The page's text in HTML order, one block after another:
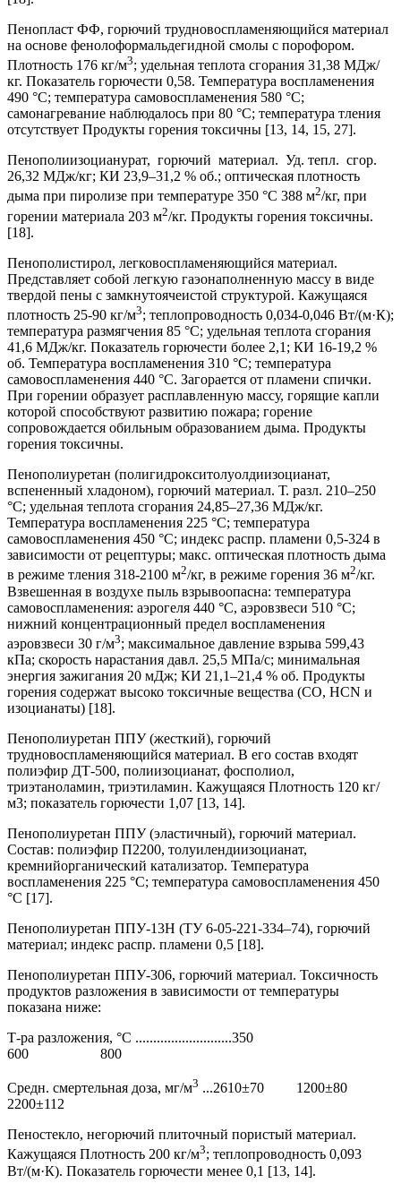
Пенопласт ФФ, горючий трудновоспламеняющийся материал
на основе фенолоформальдегидной смолы с порофором.
Плотность 176 кг/м3; удельная теплота сгорания 31,38 МДж/
кг. Показатель горючести 0,58. Температура воспламенения
490 °С; температура самовоспламенения 580 °С;
самонагревание наблюдалось при 80 °С; температура тления
отсутствует Продукты горения токсичны [13, 14, 15, 27].
Пенополиизоцианурат, горючий материал. Уд. тепл. сгор.
26,32 МДж/кг; КИ 23,9–31,2 % об.; оптическая плотность
дыма при пиролизе при температуре 350 °С 388 м2/кг, при
горении материала 203 м2/кг. Продукты горения токсичны.
[18].
Пенополистирол, легковоспламеняющийся материал.
Представляет собой легкую гаэонаполненную массу в виде
твердой пены с замкнутоячеистой структурой. Кажущаяся
плотность 25-90 кг/м3; теплопроводность 0,034-0,046 Вт/(м·К);
температура размягчения 85 °С; удельная теплота сгорания
41,6 МДж/кг. Показатель горючести более 2,1; КИ 16-19,2 %
об. Температура воспламенения 310 °С; температура
самовоспламенения 440 °С. Загорается от пламени спички.
При горении образует расплавленную массу, горящие капли
которой способствуют развитию пожара; горение
сопровождается обильным образованием дыма. Продукты
горения токсичны.
Пенополиуретан (полигидрокситолуолдиизоцианат,
вспененный хладоном), горючий материал. Т. разл. 210–250
°С; удельная теплота сгорания 24,85–27,36 МДж/кг.
Температура воспламенения 225 °С; температура
самовоспламенения 450 °С; индекс распр. пламени 0,5-324 в
зависимости от рецептуры; макс. оптическая плотность дыма
в режиме тления 318-2100 м2/кг, в режиме горения 36 м2/кг.
Взвешенная в воздухе пыль взрывоопасна: температура
самовоспламенения: аэрогеля 440 °С, аэровзвеси 510 °С;
нижний концентрационный предел воспламенения
аэровзвеси 30 г/м3; максимальное давление взрыва 599,43
кПа; скорость нарастания давл. 25,5 МПа/с; минимальная
энергия зажигания 20 мДж; КИ 21,1–21,4 % об. Продукты
горения содержат высоко токсичные вещества (СО, HCN и
изоцианаты) [18].
Пенополиуретан ППУ (жесткий), горючий
трудновоспламеняющийся материал. В его состав входят
полиэфир ДТ-500, полиизоцианат, фосполиол,
триэтаноламин, триэтиламин. Кажущаяся Плотность 120 кг/
м3; показатель горючести 1,07 [13, 14].
Пенополиуретан ППУ (эластичный), горючий материал.
Состав: полиэфир П2200, толуилендиизоцианат,
кремнийорганический катализатор. Температура
воспламенения 225 °С; температура самовоспламенения 450
°С [17].
Пенополиуретан ППУ-13Н (ТУ 6-05-221-334–74), горючий
материал; индекс распр. пламени 0,5 [18].
Пенополиуретан ППУ-306, горючий материал. Токсичность
продуктов разложения в зависимости от температуры
показана ниже:
Т-ра разложения, °С ...........................350
600 800
Средн. смертельная доза, мг/м3 ...2610±70 1200±80
2200±112
Пеностекло, негорючий плиточный пористый материал.
Кажущаяся Плотность 200 кг/м3; теплопроводность 0,093
Вт/(м·К). Показатель горючести менее 0,1 [13, 14].